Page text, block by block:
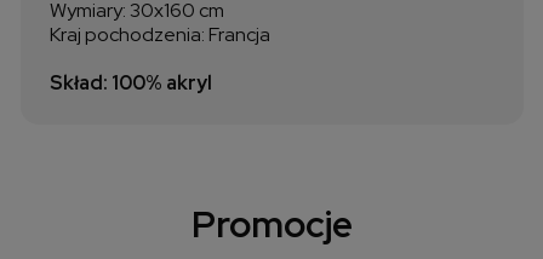
Wymiary: 30x160 cm
Kraj pochodzenia: Francja
Skład: 100% akryl
Promocje